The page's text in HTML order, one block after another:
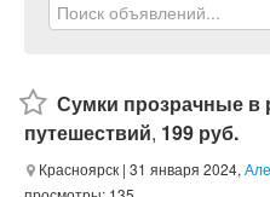
Сумки прозрачные в
путешествий, 199 руб.
Красноярск | 31 января 2024,